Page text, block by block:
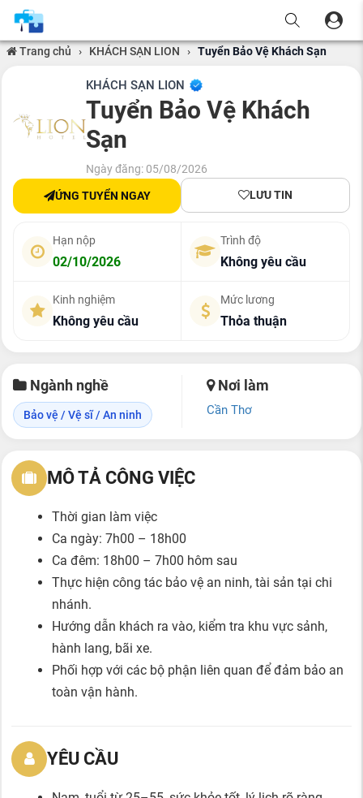
Trang chủ › KHÁCH SẠN LION › Tuyển Bảo Vệ Khách Sạn
KHÁCH SẠN LION
Tuyển Bảo Vệ Khách
Sạn
Ngày đăng: 05/08/2026
ỨNG TUYỂN NGAY LƯU TIN
Hạn nộp
02/10/2026
Trình độ
Không yêu cầu
Kinh nghiệm
Không yêu cầu
Mức lương
Thỏa thuận
Ngành nghề
Bảo vệ / Vệ sĩ / An ninh
Nơi làm
Cần Thơ
MÔ TẢ CÔNG VIỆC
Thời gian làm việc
Ca ngày: 7h00 – 18h00
Ca đêm: 18h00 – 7h00 hôm sau
Thực hiện công tác bảo vệ an ninh, tài sản tại chi
nhánh.
Hướng dẫn khách ra vào, kiểm tra khu vực sảnh,
hành lang, bãi xe.
Phối hợp với các bộ phận liên quan để đảm bảo an
toàn vận hành.
YÊU CẦU